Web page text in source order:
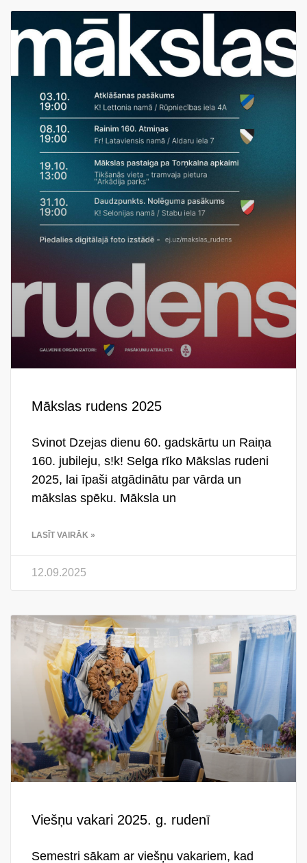
Mākslas rudens 2025
Svinot Dzejas dienu 60. gadskārtu un Raiņa
160. jubileju, s!k! Selga rīko Mākslas rudeni
2025, lai īpaši atgādinātu par vārda un
mākslas spēku. Māksla un
LASĪT VAIRĀK »
12.09.2025
Viešņu vakari 2025. g. rudenī
Semestri sākam ar viešņu vakariem, kad